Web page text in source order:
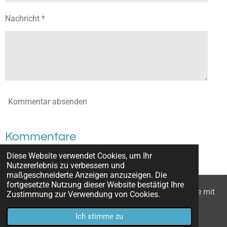
Diese Website verwendet Cookies, um Ihr
Nutzererlebnis zu verbessern und
maßgeschneiderte Anzeigen anzuzeigen. Die
fortgesetzte Nutzung dieser Website bestätigt Ihre
Zustimmung zur Verwendung von Cookies.
Ich stimme zu
Nachricht *
Kommentar absenden
Kommentare
Es gibt noch keine Kommentare.
© 2022 - 2026 Wanderzwerge_Bodensee: Ausflugsziele mit
Webador